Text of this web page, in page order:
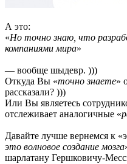
А это:
«Но точно знаю, что
компаниями мира»
— вообще шыдевр. )))
Откуда Вы «точно знаете»
рассказали? )))
Или Вы являетесь
отслеживает аналогичные «
Давайте лучше вернемся к
это волновое создание мозга
шарлатану Гершковичу-